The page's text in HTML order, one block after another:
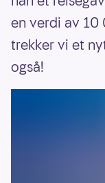
en verdi av 10
trekker vi et
også!